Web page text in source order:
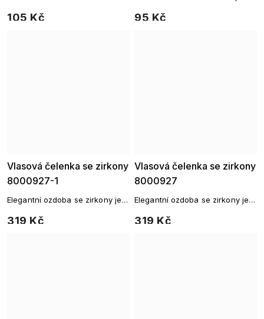
105 Kč 95 Kč
Vlasová čelenka se zirkony
8000927-1
319 Kč
Elegantní ozdoba se zirkony je
Vlasová čelenka se zirkony
8000927
319 Kč
Elegantní ozdoba se zirkony je